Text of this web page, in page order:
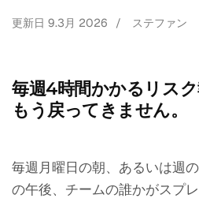
更新日 9.3月 2026 / ステファン
毎週4時間かかるリス
もう戻ってきません。
毎週月曜日の朝、あるいは週
の午後、チームの誰かがスプ